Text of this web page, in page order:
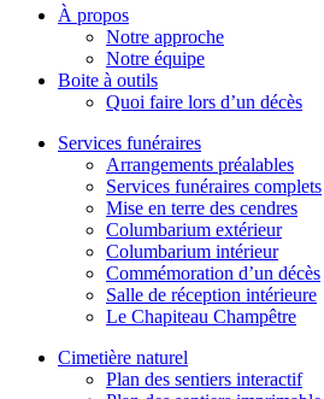
À propos
Notre approche
Notre équipe
Boite à outils
Quoi faire lors d’un décès
Services funéraires
Arrangements préalables
Services funéraires complets
Mise en terre des cendres
Columbarium extérieur
Columbarium intérieur
Commémoration d’un décès
Salle de réception intérieure
Le Chapiteau Champêtre
Cimetière naturel
Plan des sentiers interactif